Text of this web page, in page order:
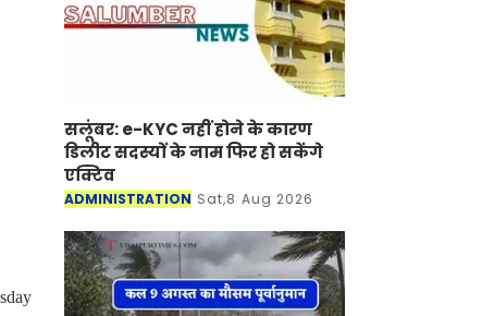
सलूंबर: e-KYC नहीं होने के कारण
डिलीट सदस्यों के नाम फिर हो सकेंगे
एक्टिव
ADMINISTRATION Sat,8 Aug 2026